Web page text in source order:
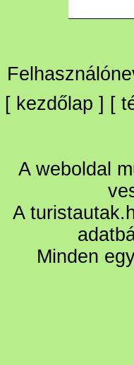
[ kezdőlap ] [
A weboldal
A
Minden